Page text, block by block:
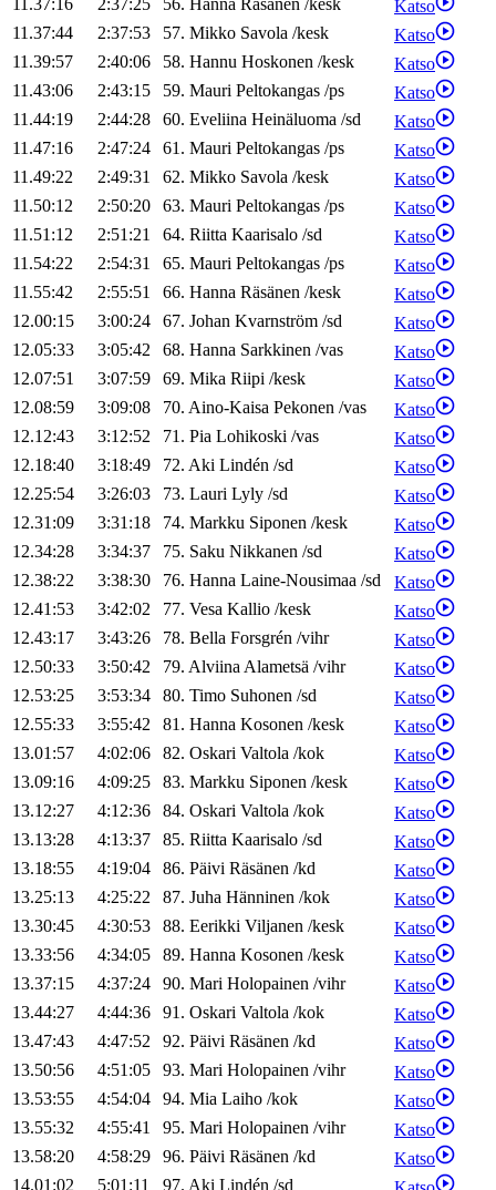
11.37:16
2:37:25 56. Hanna Räsänen /kesk
Katso
11.37:44
2:37:53 57. Mikko Savola /kesk
Katso
11.39:57
2:40:06 58. Hannu Hoskonen /kesk
Katso
11.43:06
2:43:15 59. Mauri Peltokangas /ps
Katso
11.44:19
2:44:28 60. Eveliina Heinäluoma /sd
Katso
11.47:16
2:47:24 61. Mauri Peltokangas /ps
Katso
11.49:22
2:49:31 62. Mikko Savola /kesk
Katso
11.50:12
2:50:20 63. Mauri Peltokangas /ps
Katso
11.51:12
2:51:21 64. Riitta Kaarisalo /sd
Katso
11.54:22
2:54:31 65. Mauri Peltokangas /ps
Katso
11.55:42
2:55:51 66. Hanna Räsänen /kesk
Katso
12.00:15
3:00:24 67. Johan Kvarnström /sd
Katso
12.05:33
3:05:42 68. Hanna Sarkkinen /vas
Katso
12.07:51
3:07:59 69. Mika Riipi /kesk
Katso
12.08:59
3:09:08 70. Aino-Kaisa Pekonen /vas
Katso
12.12:43
3:12:52 71. Pia Lohikoski /vas
Katso
12.18:40
3:18:49 72. Aki Lindén /sd
Katso
12.25:54
3:26:03 73. Lauri Lyly /sd
Katso
12.31:09
3:31:18 74. Markku Siponen /kesk
Katso
12.34:28
3:34:37 75. Saku Nikkanen /sd
Katso
12.38:22
3:38:30 76. Hanna Laine-Nousimaa /sd
Katso
12.41:53
3:42:02 77. Vesa Kallio /kesk
Katso
12.43:17
3:43:26 78. Bella Forsgrén /vihr
Katso
12.50:33
3:50:42 79. AlviinaAlametsä /vihr
Katso
12.53:25
3:53:34 80. Timo Suhonen /sd
Katso
12.55:33
3:55:42 81. Hanna Kosonen /kesk
Katso
13.01:57
4:02:06 82. Oskari Valtola /kok
Katso
13.09:16
4:09:25 83. Markku Siponen /kesk
Katso
13.12:27
4:12:36 84. Oskari Valtola /kok
Katso
13.13:28
4:13:37 85. Riitta Kaarisalo /sd
Katso
13.18:55
4:19:04 86. Päivi Räsänen /kd
Katso
13.25:13
4:25:22 87. Juha Hänninen /kok
Katso
13.30:45
4:30:53 88. Eerikki Viljanen /kesk
Katso
13.33:56
4:34:05 89. Hanna Kosonen /kesk
Katso
13.37:15
4:37:24 90. Mari Holopainen /vihr
Katso
13.44:27
4:44:36 91. Oskari Valtola /kok
Katso
13.47:43
4:47:52 92. Päivi Räsänen /kd
Katso
13.50:56
4:51:05 93. Mari Holopainen /vihr
Katso
13.53:55
4:54:04 94. Mia Laiho /kok
Katso
13.55:32
4:55:41 95. Mari Holopainen /vihr
Katso
13.58:20
4:58:29 96. Päivi Räsänen /kd
Katso
14.01:02
5:01:11 97. Aki Lindén /sd